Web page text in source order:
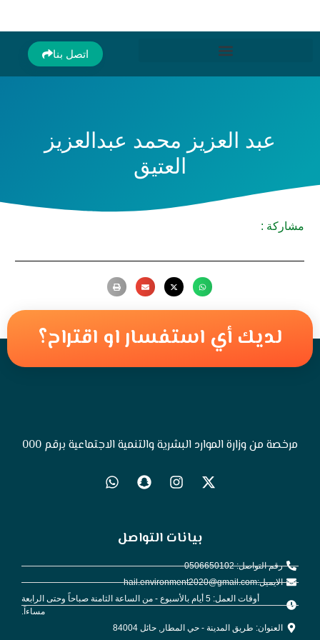
اتصل بنا
عبد العزيز محمد عبدالعزيز
العتيق
مشاركة :
لديك أي استفسار او اقتراح؟
مرخصة من وزارة الموارد البشرية والتنمية الاجتماعية برقم 000
بيانات التواصل
رقم التواصل: 0506650102
الايميل:hail.environment2020@gmail.com
أوقات العمل: 5 أيام بالأسبوع - من الساعة الثامنة صباحاً وحتى الرابعة
مساءاً.
العنوان: طريق المدينة - حي المطار, حائل 84004